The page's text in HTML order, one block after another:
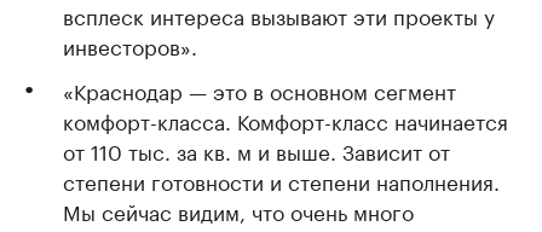
всплеск интереса вызывают эти проекты у
инвесторов».
«Краснодар — это в основном сегмент
комфорт-класса. Комфорт-класс начинается
от 110 тыс. за кв. м и выше. Зависит от
степени готовности и степени наполнения.
Мы сейчас видим, что очень много